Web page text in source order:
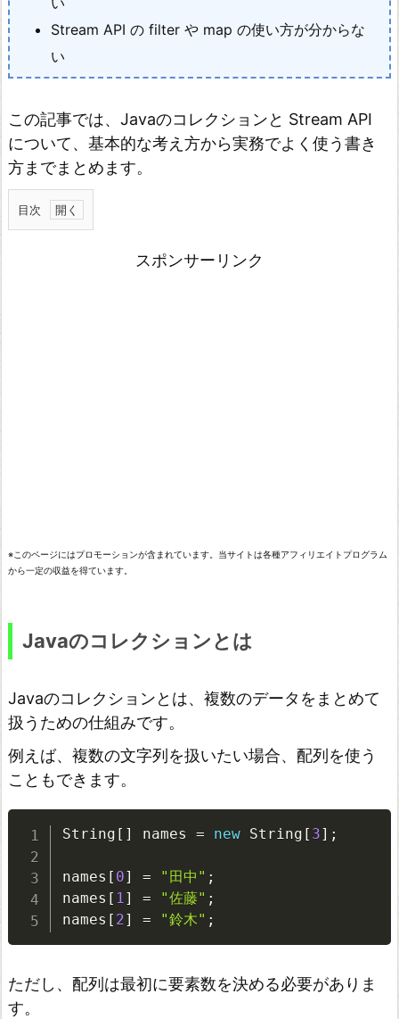
Stream API の filter や map の使い方が分からな
い
この記事では、Javaのコレクションと Stream API
について、基本的な考え方から実務でよく使う書き
方までまとめます。
目次
J
は
的
コ
レ
ク
シ
ン
L
i
s
は
スポンサーリンク
※このページにはプロモーションが含まれています。当サイトは各種アフィリエイトプログラム
から一定の収益を得ています。
Javaのコレクションとは
Javaのコレクションとは、複数のデータをまとめて
扱うための仕組みです。
例えば、複数の文字列を扱いたい場合、配列を使う
こともできます。
String [ ] names = new String [ 3] ;
names [ 0] = "田中" ;
names [ 1] = "佐藤" ;
names [ 2] = "鈴木" ;
ただし、配列は最初に要素数を決める必要がありま
す。